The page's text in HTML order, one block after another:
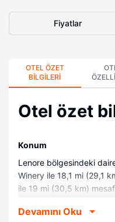
Fiyatlar
OTEL ÖZET
BILGILERI
Otel özet
Konum
Lenore bölgesindeki
Winery ile 18,1 mi (29,1
ile 19 mi (30,5 km)
Winchester Community
Devamını Oku